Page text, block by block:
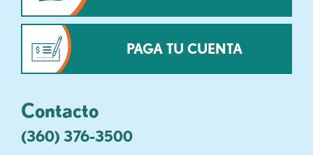
PAGA TU CUENTA
Contacto
(360) 376-3500